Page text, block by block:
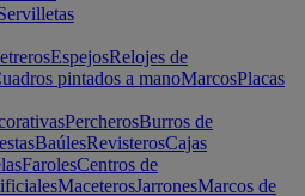
EspejosRelojes de
pintados a manoMarcosPlacas
PercherosBurros de
BaúlesRevisterosCajas
FarolesCentros de
MaceterosJarronesMarcos de